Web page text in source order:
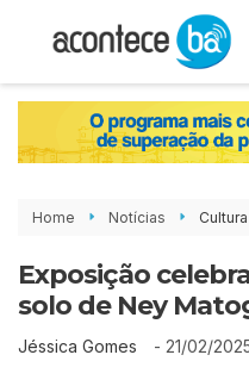
Home Notícias
Exposição
solo de Ney
Jéssica Gomes - 21/02/